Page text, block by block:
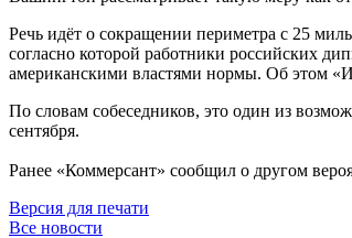
Речь идёт о сокращении периметра с 25
согласно которой работники российских
американскими властями нормы. Об этом
По словам собеседников, это один из
сентября.
Ранее «Коммерсант» сообщил о другом
Версия для печати
Все новости